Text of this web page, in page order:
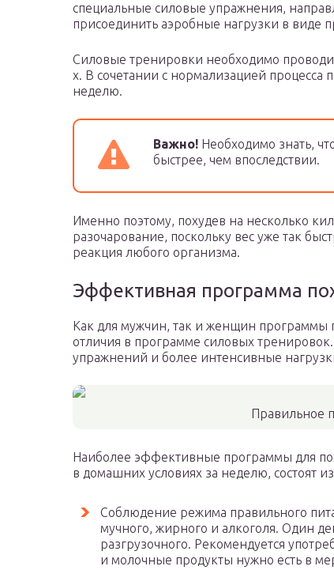
специальные силовые упражнения,
присоединить аэробные нагрузки в виде
Силовые тренировки необходимо
х. В сочетании с нормализацией процесса
неделю.
Важно! Необходимо знать,
быстрее, чем впоследствии.
Именно поэтому, похудев на несколько
разочарование, поскольку вес уже так
реакция любого организма.
Эффективная программа
Как для мужчин, так и женщин программы
отличия в программе силовых
упражнений и более интенсивные
Правильное
Наиболее эффективные программы для
в домашних условиях за неделю, состоят
Соблюдение режима правильного
мучного, жирного и алкоголя. Один
разгрузочного. Рекомендуется
и молочные продукты нужно есть в